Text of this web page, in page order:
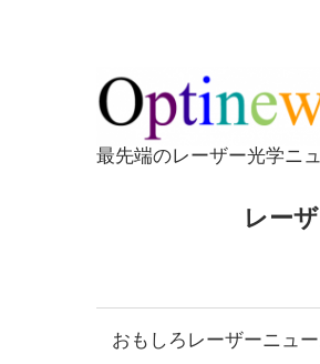
テ
ン
ツ
プ
最先端のレーザー光学ニ
レー
おもしろレーザーニュ